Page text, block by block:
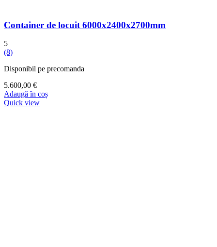
Container de locuit 6000x2400x2700mm
5
(8)
Disponibil pe precomanda
5.600,00 €
Adaugă în coș
Quick view